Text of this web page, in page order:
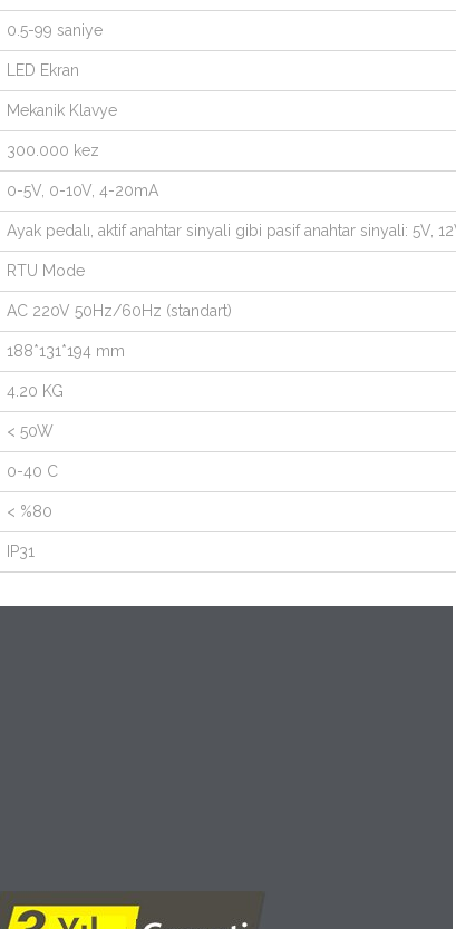
0.5-99 saniye
LED Ekran
Mekanik Klavye
300.000 kez
0-5V, 0-10V, 4-20mA
Ayak pedalı, aktif anahtar sinyali gibi pasif anahtar sinyali: 5V,
RTU Mode
AC 220V 50Hz/60Hz (standart)
188*131*194 mm
4.20 KG
< 50W
0-40 C
< %80
IP31